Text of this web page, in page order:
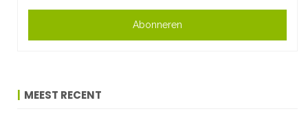
Abonneren
MEEST RECENT